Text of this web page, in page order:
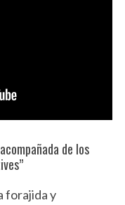
de los
forajida y